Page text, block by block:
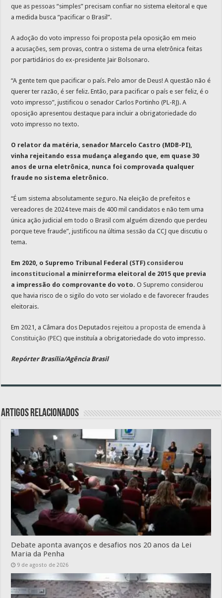
que as pessoas “simples” precisam confiar no sistema eleitoral e que
a medida busca “pacificar o Brasil”.
A adoção do voto impresso foi proposta pela oposição em meio
a acusações, sem provas, contra o sistema de urna eletrônica feitas
por partidários do ex-presidente Jair Bolsonaro.
“A gente tem que pacificar o país. Pelo amor de Deus! A questão não é
querer ter razão, é ser feliz. Então, para pacificar o país e ser feliz, é o
voto impresso”, justificou o senador Carlos Portinho (PL-RJ). A
oposição apresentou destaque para incluir a obrigatoriedade do
voto impresso no texto.
O relator da matéria, senador Marcelo Castro (MDB-PI),
vinha rejeitando essa mudança alegando que, em quase 30
anos de urna eletrônica, nunca foi comprovada qualquer
fraude no sistema eletrônico.
“É um sistema absolutamente seguro. Na eleição de prefeitos e
vereadores de 2024 teve mais de 400 mil candidatos e não tem uma
única ação judicial em todo o Brasil com alguém dizendo que perdeu
porque teve fraude”, justificou na última sessão da CCJ que discutiu o
tema.
Em 2020, o Supremo Tribunal Federal (STF) considerou
inconstitucional a minirreforma eleitoral de 2015 que previa
a impressão do comprovante do voto.O Supremo considerou
que havia risco de o sigilo do voto ser violado e de favorecer fraudes
eleitorais.
Em 2021, a Câmara dos Deputadosrejeitou a proposta de emenda à
Constituição (PEC) que instituía a obrigatoriedade do voto impresso.
Repórter Brasília/Agência Brasil
Artigos relacionados
Debate aponta avanços e desafios nos 20 anos da Lei
Maria da Penha
9 de agosto de 2026